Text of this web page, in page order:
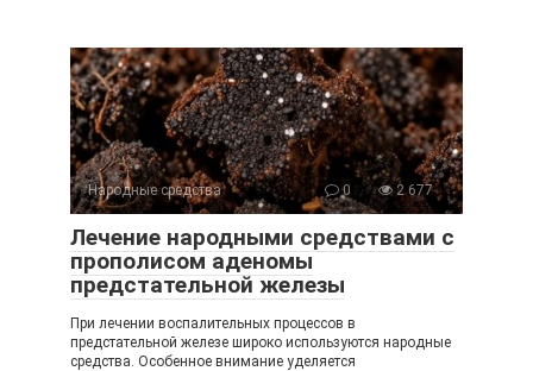
Народные средства 0 2 677
Лечение народными средствами с
прополисом аденомы
предстательной железы
При лечении воспалительных процессов в
предстательной железе широко используются народные
средства. Особенное внимание уделяется